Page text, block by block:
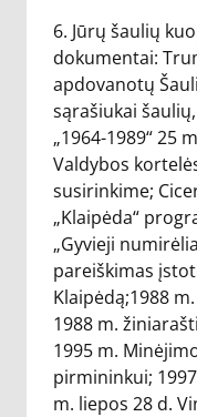
6. Jūrų šaulių
dokumentai:
apdovanotų
sąrašiukai
„1964-1989“ 25
Valdybos
susirinkime;
„Klaipėda“
„Gyvieji
pareiškimas
Klaipėdą;1988
1988 m.
1995 m.
pirmininkui;
m. liepos 28 d.